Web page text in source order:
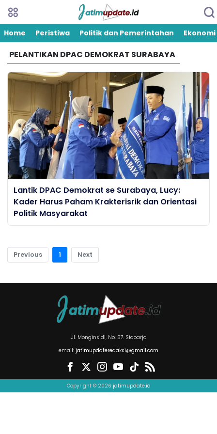
Home Peristiwa Politik dan Pemerintahan Ekonomi
PELANTIKAN DPAC DEMOKRAT SURABAYA
Lantik DPAC Demokrat se Surabaya, Lucy:
Kader Harus Paham Krakterisrik dan Orientasi
Politik Masyarakat
Previous 1 Next
Jl. Monginsidi, No. 57. Sidoarjo
email: jatimupdateredaksi@gmail.com
Copyright © 2026 jatimupdate.id